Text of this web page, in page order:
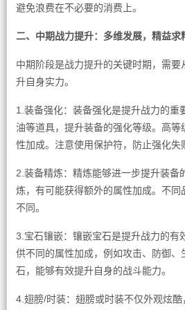
避免浪费在不必要的消费上。
二、中期战力提升：多维发展，精益求
中期阶段是战力提升的关键时期，需要
升自身实力。
1.装备强化：装备强化是提升战力的重
油等道具，提升装备的强化等级。高等
性加成。注意使用保护符，防止强化失
2.装备精炼：精炼能够进一步提升装备
炼，有可能获得额外的属性加成。不同
不同。
3.宝石镶嵌：镶嵌宝石是提升战力的有
供不同的属性加成，例如攻击、防御、
石，能够有效提升自身的战斗能力。
4.翅膀/时装：翅膀或时装不仅外观炫